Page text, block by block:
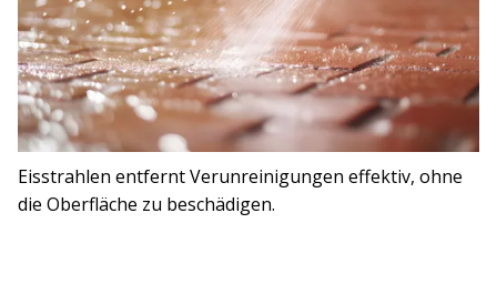
Eisstrahlen entfernt Verunreinigungen effektiv, ohne
die Oberfläche zu beschädigen.